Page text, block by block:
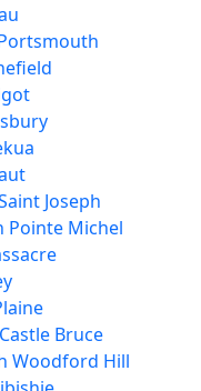
Joseph
Pointe Michel
Bruce
Woodford Hill